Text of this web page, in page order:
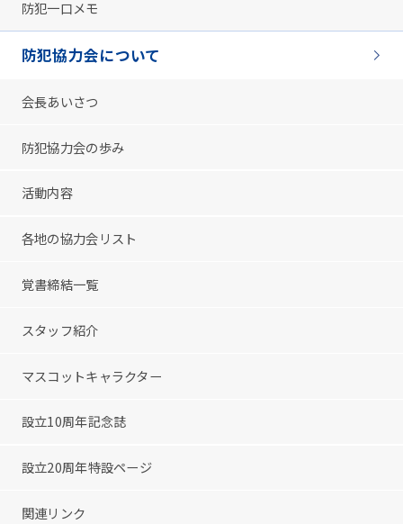
防犯一口メモ
防犯協力会について
会長あいさつ
防犯協力会の歩み
活動内容
各地の協力会リスト
覚書締結一覧
スタッフ紹介
マスコットキャラクター
設立10周年記念誌
設立20周年特設ページ
関連リンク